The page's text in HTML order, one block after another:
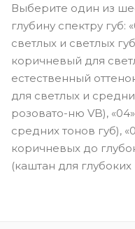
Выберите один из
глубину спектру
светлых и светлых
коричневый для
естественный
для светлых и
розовато-ню VB),
средних тонов губ),
коричневых до
(каштан для